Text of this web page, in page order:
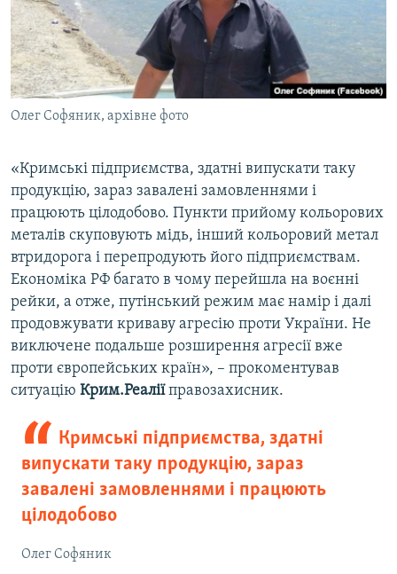
Олег Софяник, архівне фото
«Кримські підприємства, здатні випускати таку
продукцію, зараз завалені замовленнями і
працюють цілодобово. Пункти прийому кольорових
металів скуповують мідь, інший кольоровий метал
втридорога і перепродують його підприємствам.
Економіка РФ багато в чому перейшла на воєнні
рейки, а отже, путінський режим має намір і далі
продовжувати криваву агресію проти України. Не
виключене подальше розширення агресії вже
проти європейських країн», – прокоментував
ситуацію Крим.Реаліїправозахисник.
Кримські підприємства, здатні
випускати таку продукцію, зараз
завалені замовленнями і працюють
цілодобово
Олег Софяник